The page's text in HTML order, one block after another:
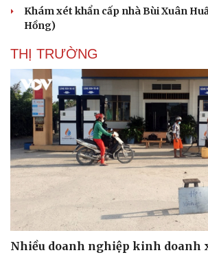
Khám xét khẩn cấp nhà Bùi Xuân
Hồng)
THỊ TRƯỜNG
Nhiều doanh nghiệp kinh doanh